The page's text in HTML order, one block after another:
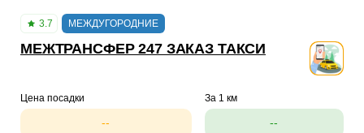
3.7 МЕЖДУГОРОДНИЕ
МЕЖТРАНСФЕР 247 ЗАКАЗ ТАКСИ
Цена посадки
--
За 1 км
--